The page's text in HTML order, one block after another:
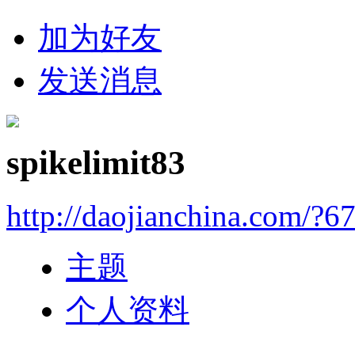
加为好友
发送消息
spikelimit83
http://daojianchina.com/
主题
个人资料